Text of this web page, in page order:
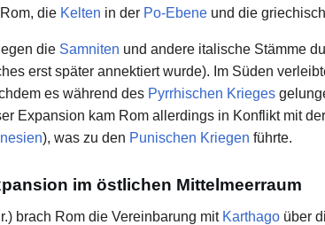
die Kelten in der Po-Ebene und die
die Samniten und andere italische Stämme
erst später annektiert wurde). Im Süden
es während des Pyrrhischen Krieges
Expansion kam Rom allerdings in Konflikt mit
), was zu den Punischen Kriegen führte.
im östlichen Mittelmeerraum
brach Rom die Vereinbarung mit Karthago über